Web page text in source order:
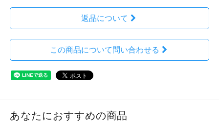
返品について
この商品について問い合わせる
あなたにおすすめの商品